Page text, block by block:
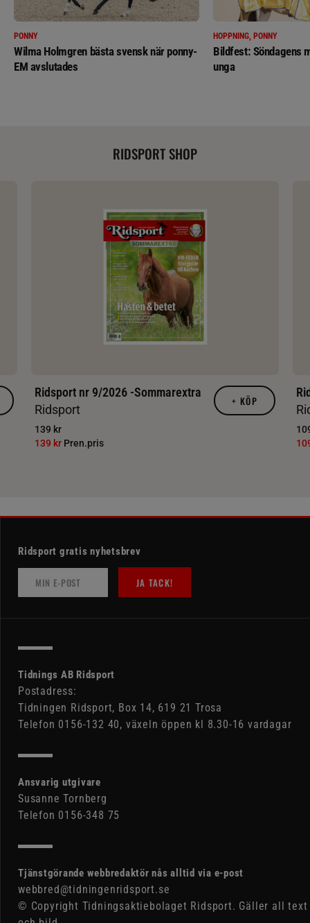
PONNY
Wilma Holmgren bästa svensk när ponny-
EM avslutades
HOPPNING, PONNY
Bildfest: Söndagens
unga
RIDSPORT SHOP
Ridsport nr 9/2026 -Sommarextra
Ridsport
139 kr
139 kr Pren.pris
+ KÖP
Ridsport gratis nyhetsbrev
JA TACK!
Tidnings AB Ridsport
Postadress:
Tidningen Ridsport, Box 14, 619 21 Trosa
Telefon 0156-132 40, växeln öppen kl 8.30-16 vardagar
Ansvarig utgivare
Susanne Tornberg
Telefon 0156-348 75
Tjänstgörande webbredaktör nås alltid via e-post
webbred@tidningenridsport.se
© Copyright Tidningsaktiebolaget Ridsport. Gäller all text